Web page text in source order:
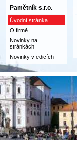
Pamětník s.r.o.
Úvodní stránka
O firmě
Novinky na
stránkách
Novinky v edicích